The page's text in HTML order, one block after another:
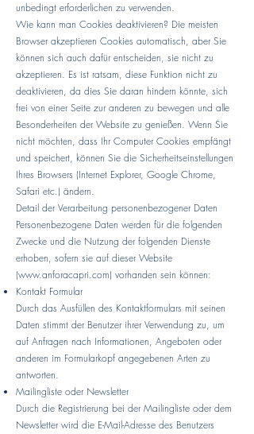
unbedingt erforderlichen zu verwenden.
Wie kann man Cookies deaktivieren? Die meisten
Browser akzeptieren Cookies automatisch, aber Sie
können sich auch dafür entscheiden, sie nicht zu
akzeptieren. Es ist ratsam, diese Funktion nicht zu
deaktivieren, da dies Sie daran hindern könnte, sich
frei von einer Seite zur anderen zu bewegen und alle
Besonderheiten der Website zu genießen. Wenn Sie
nicht möchten, dass Ihr Computer Cookies empfängt
und speichert, können Sie die Sicherheitseinstellungen
Ihres Browsers (Internet Explorer, Google Chrome,
Safari etc.) ändern.
Detail der Verarbeitung personenbezogener Daten
Personenbezogene Daten werden für die folgenden
Zwecke und die Nutzung der folgenden Dienste
erhoben, sofern sie auf dieser Website
(www.anforacapri.com) vorhanden sein können:
Kontakt Formular
Durch das Ausfüllen des Kontaktformulars mit seinen
Daten stimmt der Benutzer ihrer Verwendung zu, um
auf Anfragen nach Informationen, Angeboten oder
anderen im Formularkopf angegebenen Arten zu
antworten.
Mailingliste oder Newsletter
Durch die Registrierung bei der Mailingliste oder dem
Newsletter wird die E-Mail-Adresse des Benutzers